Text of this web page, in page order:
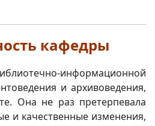
кафедры
информационной
и архивоведения,
Она не раз претерпевала
и качественные изменения,